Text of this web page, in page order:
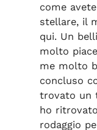
come
stellare, il
qui. Un
molto
me molto
concluso
trovato un
ho
rodaggio